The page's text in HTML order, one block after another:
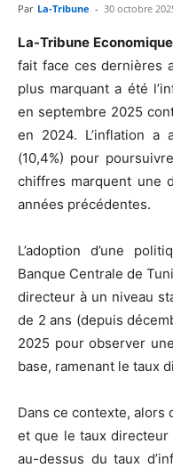
Par La-Tribune - 30 octobre
La-Tribune
fait face ces dernières
plus marquant a été
en septembre 2025
en 2024. L’inflation
(10,4%) pour
chiffres marquent une
années précédentes.
L’adoption d’une
Banque Centrale de
directeur à un niveau
de 2 ans (depuis
2025 pour observer
base, ramenant le taux
Dans ce contexte, alors
et que le taux directeur
au-dessus du taux